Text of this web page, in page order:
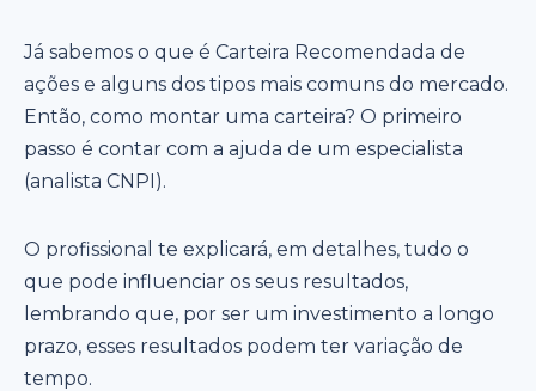
Já sabemos o que é Carteira Recomendada de
ações e alguns dos tipos mais comuns do mercado.
Então, como montar uma carteira? O primeiro
passo é contar com a ajuda de um especialista
(analista CNPI).
O profissional te explicará, em detalhes, tudo o
que pode influenciar os seus resultados,
lembrando que, por ser um investimento a longo
prazo, esses resultados podem ter variação de
tempo.